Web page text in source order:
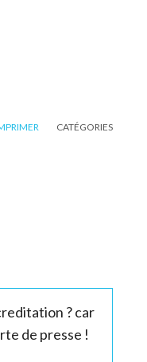
CATÉGORIES
? car
de presse !